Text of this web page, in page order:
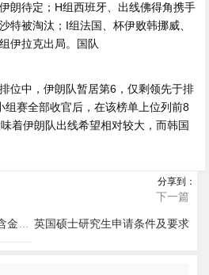
朗待定；H组西班牙、出线佛得角携手
特被淘汰；I组法国、杯伊败韩挪威、
伊拉克出局。国队
中，伊朗队暂居第6，仅剩领先于排
组赛全部收官后，在该榜单上位列前8
着伊朗队出线希望相对较大，而韩国
分享到：
下一篇
英国硕士研究生申请条件及要求